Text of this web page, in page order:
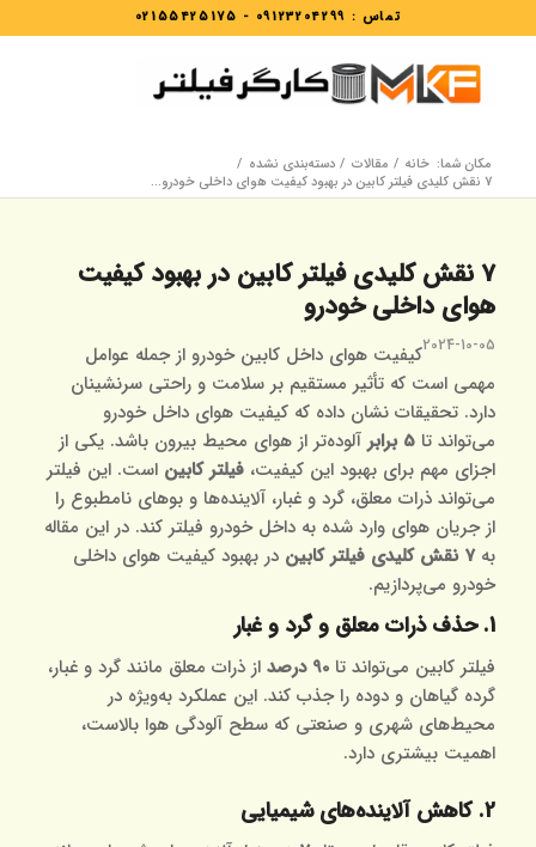
تماس : 09123204299
-
02155425175
مکان شما: خانه / مقالات / دسته‌بندی نشده /
7 نقش کلیدی فیلتر کابین در بهبود کیفیت هوای داخلی خودرو...
7 نقش کلیدی فیلتر کابین در بهبود کیفیت
هوای داخلی خودرو
2024-10-05کیفیت هوای داخل کابین خودرو از جمله عوامل
مهمی است که تأثیر مستقیم بر سلامت و راحتی سرنشینان
دارد. تحقیقات نشان داده که کیفیت هوای داخل خودرو
می‌تواند تا 5 برابر
آلوده‌تر از هوای محیط بیرون باشد. یکی از
اجزای مهم برای بهبود این کیفیت، فیلتر کابین است. این فیلتر
می‌تواند ذرات معلق، گرد و غبار، آلاینده‌ها و بوهای نامطبوع را
از جریان هوای وارد شده به داخل خودرو فیلتر کند. در این مقاله
به7 نقش کلیدی فیلتر کابین
در بهبود کیفیت هوای داخلی
خودرو می‌پردازیم.
1. حذف ذرات معلق و گرد و غبار
فیلتر کابین می‌تواند تا 90 درصد
از ذرات معلق مانند گرد و غبار،
گرده گیاهان و دوده را جذب کند. این عملکرد به‌ویژه در
محیط‌های شهری و صنعتی که سطح آلودگی هوا بالاست،
اهمیت بیشتری دارد.
2. کاهش آلاینده‌های شیمیایی